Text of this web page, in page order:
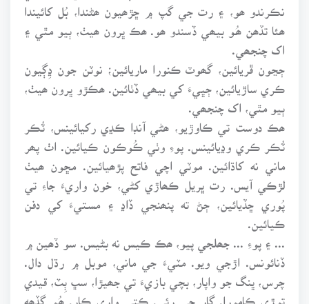
نڪرندو ھو، ۽ رت جي گپ ۾ ڇڙھيون ھڻندا، بُل کائيندا
ھئا تڏھن ھُـو بيھي ڏسندو ھو. ھڪ ڀرون ھيٺ، ٻيو مٿي ۽
اک چنجھي.
ڄڃون ڦريائين، گھوٽ ڪنورا ماريائين؛ نوٽن جون ڍِڳيون
ڪري ساڙيائين، ڄڀيءَ کي بيھي ڏٺائين. ھڪڙو ڀرون ھيٺ،
ٻيو مٿي، اک چنجھي.
ھڪ دوست تي ڪاوڙيو، ھڻي آنڊا ڪڍي رکيائينس، ٽُڪر
ٽُڪر ڪري وڍيائينس. پوءِ وٺي ڪُوڪون ڪيائين. اٺ پھر
ماني نه کاڌائين. موٽي اچي فاتح پڙھيائين. مڇون ھيٺ
لڙڪي آيس. رت ڀريل ڪھاڙي کڻي، خون واريءَ جاءِ تي
پُوري ڇڏيائين، ڄڻ ته پنھنجي ڏاڍ ۽ مستيءَ کي دفن
ڪيائين.
... ۽ پوءِ ... جھلجي پيو، ھڪ ڪيس نه بڻيس. سو ڏھين ۾
ڏنائونس. اڙجي ويو. مٽيءَ جي ماني، موبل ۾ رڌل دال.
چرس، ڀنگ جو واپار، بچي بازيءَ تي جھيڙا، سڀ ٻِٽ، قيدي
توڙي ڪامورا. گار جي رئي. ڪتي واري ڪار. ھُـو گڏھه